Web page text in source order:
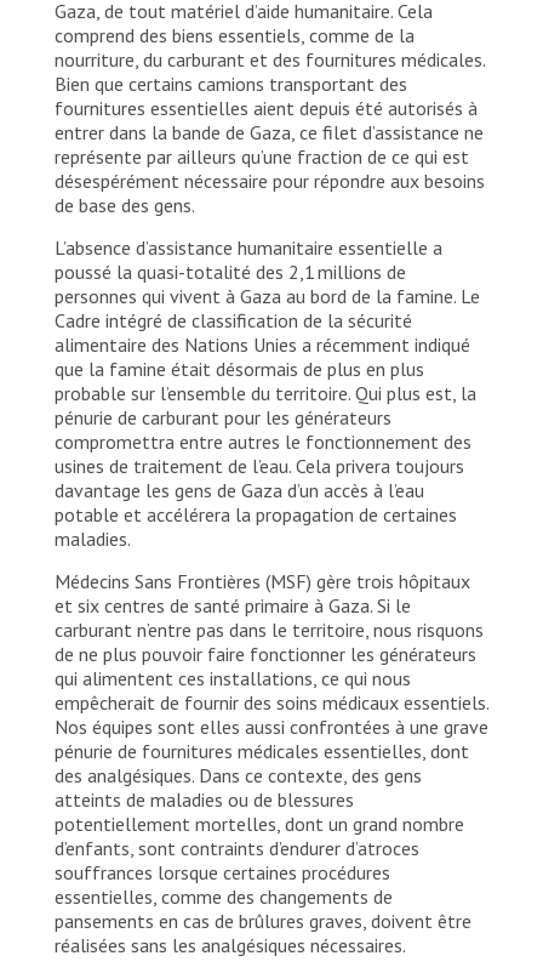
Gaza, de tout matériel d’aide humanitaire. Cela
comprend des biens essentiels, comme de la
nourriture, du carburant et des fournitures médicales.
Bien que certains camions transportant des
fournitures essentielles aient depuis été autorisés à
entrer dans la bande de Gaza, ce filet d’assistance ne
représente par ailleurs qu’une fraction de ce qui est
désespérément nécessaire pour répondre aux besoins
de base des gens.
L’absence d’assistance humanitaire essentielle a
poussé la quasi-totalité des 2,1 millions de
personnes qui vivent à Gaza au bord de la famine. Le
Cadre intégré de classification de la sécurité
alimentaire des Nations Unies a récemment indiqué
que la famine était désormais de plus en plus
probable sur l’ensemble du territoire. Qui plus est, la
pénurie de carburant pour les générateurs
compromettra entre autres le fonctionnement des
usines de traitement de l’eau. Cela privera toujours
davantage les gens de Gaza d’un accès à l’eau
potable et accélérera la propagation de certaines
maladies.
Médecins Sans Frontières (MSF) gère trois hôpitaux
et six centres de santé primaire à Gaza. Si le
carburant n’entre pas dans le territoire, nous risquons
de ne plus pouvoir faire fonctionner les générateurs
qui alimentent ces installations, ce qui nous
empêcherait de fournir des soins médicaux essentiels.
Nos équipes sont elles aussi confrontées à une grave
pénurie de fournitures médicales essentielles, dont
des analgésiques. Dans ce contexte, des gens
atteints de maladies ou de blessures
potentiellement mortelles, dont un grand nombre
d’enfants, sont contraints d’endurer d’atroces
souffrances lorsque certaines procédures
essentielles, comme des changements de
pansements en cas de brûlures graves, doivent être
réalisées sans les analgésiques nécessaires.